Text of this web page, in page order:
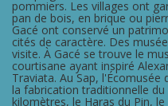
pommiers. Les villages ont
pan de bois, en brique ou
Gacé ont conservé un
cités de caractère. Des
visite. À Gacé se trouve le
courtisane ayant inspiré
Traviata. Au Sap,
la fabrication traditionnelle du
kilomètres, le Haras du Pin,